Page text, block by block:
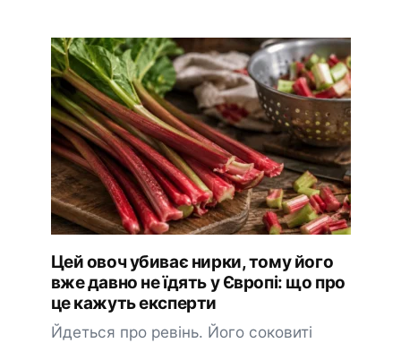
Цей овоч убиває нирки, тому його
вже давно не їдять у Європі: що про
це кажуть експерти
Йдеться про ревінь. Його соковиті